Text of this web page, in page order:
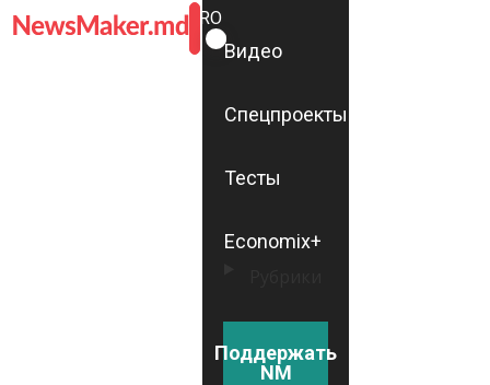
ROMÂNĂ
RU
Видео
Спецпроекты
Тесты
Economix+
Поддержать
NM